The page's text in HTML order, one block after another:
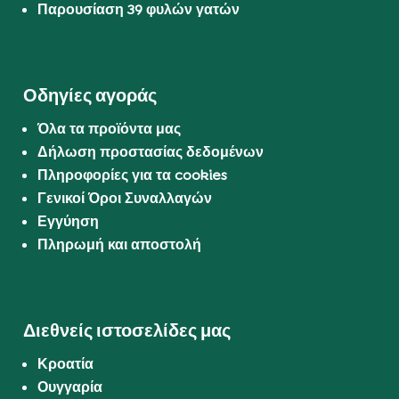
Παρουσίαση 39 φυλών γατών
Οδηγίες αγοράς
Όλα τα προϊόντα μας
Δήλωση προστασίας δεδομένων
Πληροφορίες για τα cookies
Γενικοί Όροι Συναλλαγών
Εγγύηση
Πληρωμή και αποστολή
Διεθνείς ιστοσελίδες μας
Κροατία
Ουγγαρία